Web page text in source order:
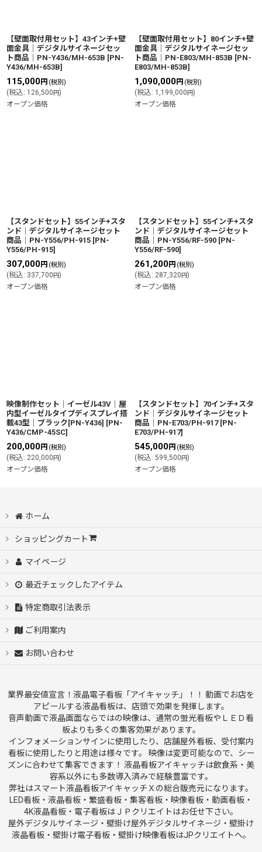
【壁面取付用セット】43インチ+壁
面金具│デジタルサイネージセッ
ト商品│PN-Y436/MH-653B [PN-
Y436/MH-653B]
115,000円 (税別)
(税込: 126,500円)
オープン価格
【壁面取付用セット】80インチ+壁
面金具│デジタルサイネージセッ
ト商品│PN-E803/MH-853B [PN-
E803/MH-853B]
1,090,000円 (税別)
(税込: 1,199,000円)
オープン価格
【スタンドセット】55インチ+スタ
ンド│デジタルサイネージセット
商品│PN-Y556/PH-915 [PN-
Y556/PH-915]
307,000円 (税別)
(税込: 337,700円)
オープン価格
【スタンドセット】55インチ+スタ
ンド│デジタルサイネージセット
商品│PN-Y556/RF-590 [PN-
Y556/RF-590]
261,200円 (税別)
(税込: 287,320円)
オープン価格
映像制作セット│イーゼル43V｜屋
内型イーゼルタイプディスプレイ搭
載43型｜ブラック[PN-Y436] [PN-
Y436/CMP-45SC]
200,000円 (税別)
(税込: 220,000円)
オープン価格
【スタンドセット】70インチ+スタ
ンド│デジタルサイネージセット
商品│PN-E703/PH-917 [PN-
E703/PH-917]
545,000円 (税別)
(税込: 599,500円)
オープン価格
ホーム
ショッピングカート
マイページ
最近チェックしたアイテム
特定商取引法表示
ご利用案内
お問い合わせ
業界最安値宣言！液晶電子看板「アイキャッチ」！！ 動画でお店を
アピールする液晶看板は、店頭で効果を発揮します。
音声動画で液晶画面ならではの映像は、通常の蛍光看板やＬＥＤ看
板よりも多くの集客効果があります。
インフォメーションサインに使用したり、店舗屋外看板、受付案内
看板に使用したりと用途は様々です。 映像は変更可能なので、シー
ズンに合わせて集客できます！ 液晶看板アイキャッチは飲食系・美
容系以外にも多数導入済みで経験豊富です。
弊社はスマート液晶看板アイキャッチＸの総合販売元になります。
LED看板・液晶看板・繁盛看板・集客看板・映像看板・動画看板・
4K液晶看板・電子看板はＪＰクリエイトはお任せ下さい。
屋外デジタルサイネージ・壁掛け屋外デジタルサイネージ・壁掛け
液晶看板・壁掛け電子看板・壁掛け映像看板はJPクリエイトへ。